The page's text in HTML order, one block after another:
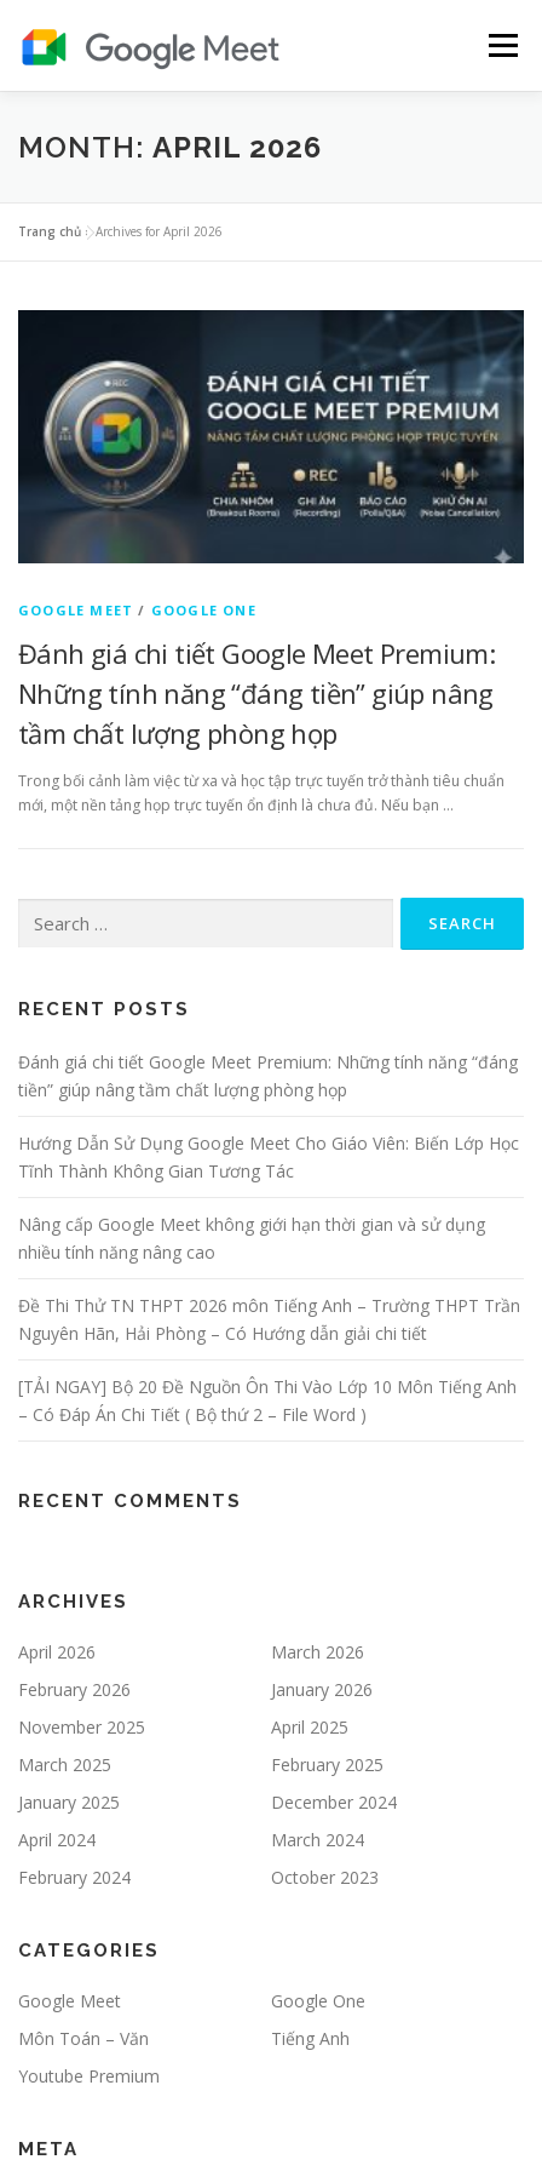
content
Menu
BẢNG GIÁ GOOGLE MEET HƯỚNG DẪN
TIẾNG ANH YOUTUBE PREMIUM
MONTH: APRIL 2026
Trang chủ »Archives for April 2026
GOOGLE MEET / GOOGLE ONE
Đánh giá chi tiết Google Meet Premium:
Những tính năng “đáng tiền” giúp nâng
tầm chất lượng phòng họp
Trong bối cảnh làm việc từ xa và học tập trực tuyến trở thành tiêu chuẩn
mới, một nền tảng họp trực tuyến ổn định là chưa đủ. Nếu bạn …
for:
RECENT POSTS
Đánh giá chi tiết Google Meet Premium: Những tính năng “đáng
tiền” giúp nâng tầm chất lượng phòng họp
Hướng Dẫn Sử Dụng Google Meet Cho Giáo Viên: Biến Lớp Học
Tĩnh Thành Không Gian Tương Tác
Nâng cấp Google Meet không giới hạn thời gian và sử dụng
nhiều tính năng nâng cao
Đề Thi Thử TN THPT 2026 môn Tiếng Anh – Trường THPT Trần
Nguyên Hãn, Hải Phòng – Có Hướng dẫn giải chi tiết
[TẢI NGAY] Bộ 20 Đề Nguồn Ôn Thi Vào Lớp 10 Môn Tiếng Anh
– Có Đáp Án Chi Tiết ( Bộ thứ 2 – File Word )
RECENT COMMENTS
ARCHIVES
April 2026
March 2026
February 2026
January 2026
November 2025
April 2025
March 2025
February 2025
January 2025
December 2024
April 2024
March 2024
February 2024
October 2023
CATEGORIES
Google Meet
Google One
Môn Toán – Văn
Tiếng Anh
Youtube Premium
META